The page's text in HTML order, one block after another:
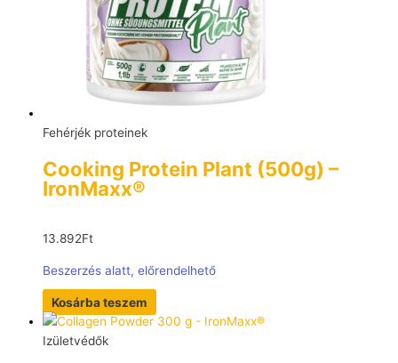
Fehérjék proteinek
Cooking Protein Plant (500g) –
IronMaxx®
13.892Ft
Beszerzés alatt, előrendelhető
Kosárba teszem
Izületvédők